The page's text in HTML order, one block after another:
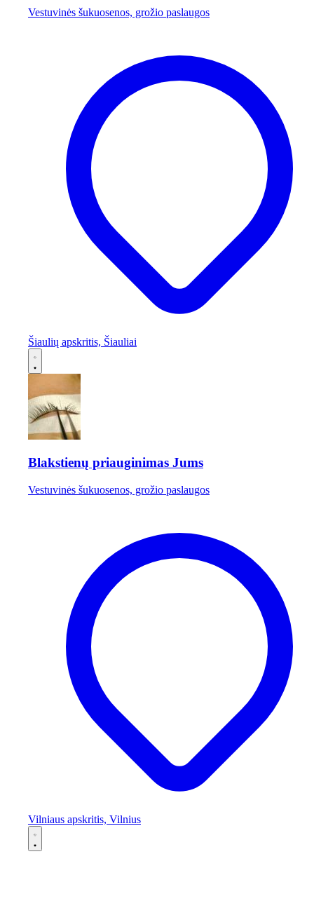
Vestuvinės šukuosenos, grožio paslaugos
Šiaulių apskritis, Šiauliai
Blakstienų priauginimas Jums
Vestuvinės šukuosenos, grožio paslaugos
Vilniaus apskritis, Vilnius